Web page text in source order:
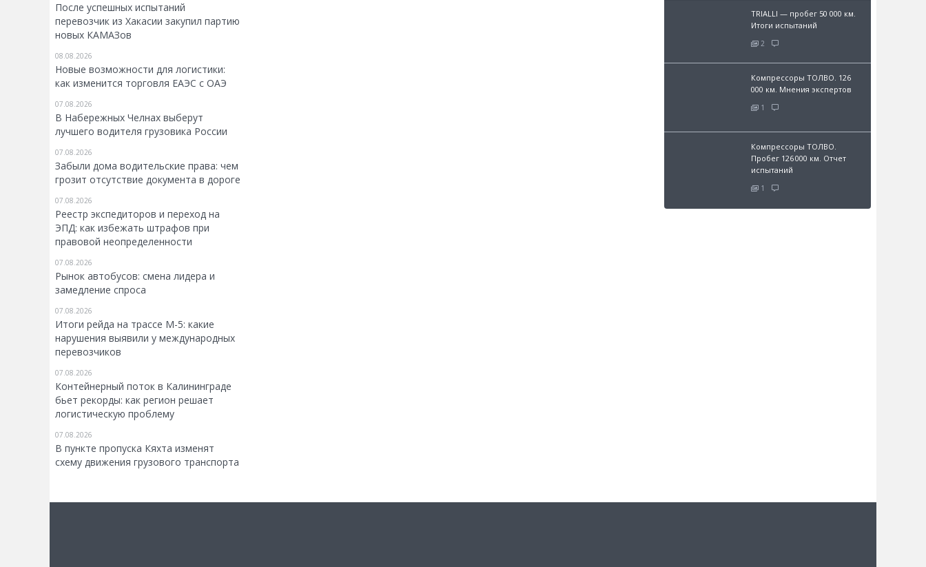
После успешных испытаний
перевозчик из Хакасии закупил партию
новых КАМАЗов
08.08.2026
Новые возможности для логистики:
как изменится торговля ЕАЭС с ОАЭ
07.08.2026
В Набережных Челнах выберут
лучшего водителя грузовика России
07.08.2026
Забыли дома водительские права: чем
грозит отсутствие документа в дороге
07.08.2026
Реестр экспедиторов и переход на
ЭПД: как избежать штрафов при
правовой неопределенности
07.08.2026
Рынок автобусов: смена лидера и
замедление спроса
07.08.2026
Итоги рейда на трассе М-5: какие
нарушения выявили у международных
перевозчиков
07.08.2026
Контейнерный поток в Калининграде
бьет рекорды: как регион решает
логистическую проблему
07.08.2026
В пункте пропуска Кяхта изменят
схему движения грузового транспорта
TRIALLI — пробег 50 000 км.
Итоги испытаний
2
Компрессоры ТОЛВО. 126
000 км. Мнения экспертов
1
Компрессоры ТОЛВО.
Пробег 126 000 км. Отчет
испытаний
1